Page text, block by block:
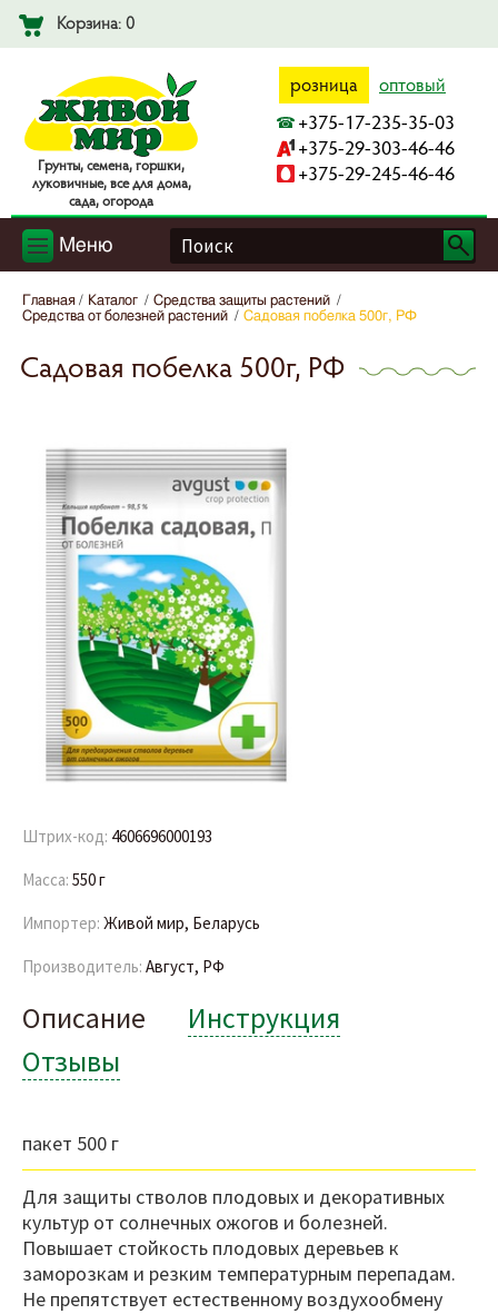
Корзина: 0
Гpyнты, ceмeнa, гopшки,
лyкoвичныe, вce для дoмa,
caдa, oгopoдa
розница оптовый
+375-17-235-35-03
+375-29-303-46-46
+375-29-245-46-46
Меню
Главная Каталог
Средства защиты растений
Средства от болезней растений
Садовая побелка 500г, РФ
Садовая побелка 500г, РФ
Штрих-код: 4606696000193
Масса: 550 г
Импортер: Живой мир, Беларусь
Производитель: Август, РФ
Описание
Инструкция
Отзывы
пакет 500 г
Для защиты стволов плодовых и декоративных
культур от солнечных ожогов и болезней.
Повышает стойкость плодовых деревьев к
заморозкам и резким температурным перепадам.
Не препятствует естественному воздухообмену